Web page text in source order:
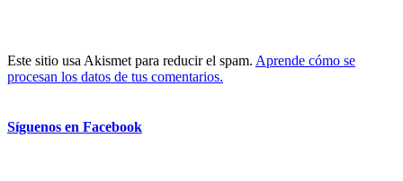
Este sitio usa Akismet para reducir el spam. Aprende cómo se
procesan los datos de tus comentarios.
Síguenos en Facebook